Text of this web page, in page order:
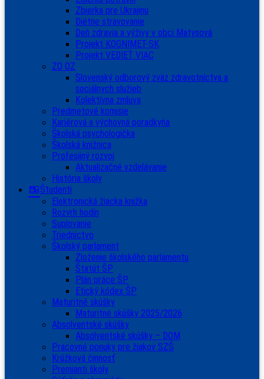
Zbierka pre Ukrajinu
Diétne stravovanie
Deň zdravia a výživy v obci Matysová
Projekt KOGNIMET-SK
Projekt VEDIEŤ VIAC
ZO OZ
Slovenský odborový zväz zdravotníctva a
sociálnych služieb
Kolektívna zmluva
Predmetové komisie
Kariérová a výchovná poradkyňa
Školská psychologička
Školská knižnica
Profesijný rozvoj
Aktualizačné vzdelávanie
História školy
Študenti
Elektronická žiacka knižka
Rozvrh hodín
Suplovanie
Triednictvo
Školský parlament
Zloženie školského parlamentu
Štatút ŠP
Plán práce ŠP
Etický kódex ŠP
Maturitné skúšky
Maturitné skúšky 2025/2026
Absolventské skúšky
Absolventské skúšky – DOM
Pracovné ponuky pre žiakov SZŠ
Krúžková činnosť
Premianti školy